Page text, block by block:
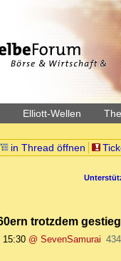
Elliott-Wellen
in Thread öffnen
trotzdem
15:30 @ SevenSamurai